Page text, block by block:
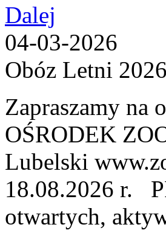
Dalej
04-03-2026
Obóz Letni 2026
Zapraszamy na
OŚRODEK
Lubelski
18.08.2026 r.
otwartych,